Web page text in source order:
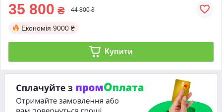
35 800 ₴ 44 800 ₴
Економія 9000 ₴
Купити